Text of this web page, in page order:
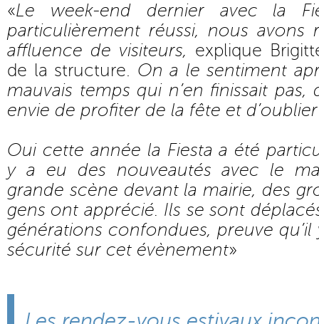
«Le week-end dernier avec la
particulièrement réussi, nous avons
affluence de visiteurs, explique
de la structure. On a le sentiment
mauvais temps qui n’en finissait
envie de profiter de la fête et
Oui cette année la Fiesta a été
y a eu des nouveautés avec le
grande scène devant la mairie, des
gens ont apprécié. Ils se sont
générations confondues, preuve
sécurité sur cet évènement»